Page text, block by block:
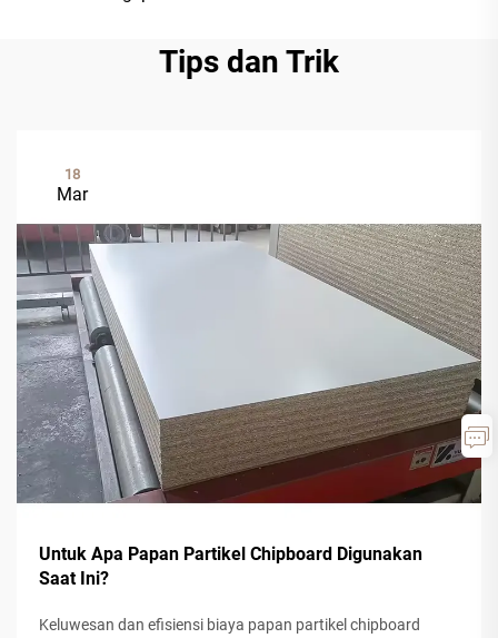
Tips dan Trik
18
Mar
Untuk Apa Papan Partikel Chipboard Digunakan
Saat Ini?
Keluwesan dan efisiensi biaya papan partikel chipboard